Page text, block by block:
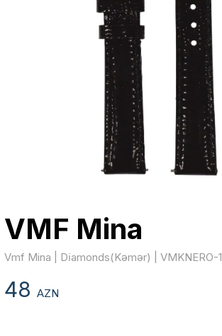
VMF Mina
Vmf Mina | Di̇amonds(Kəmər) | VMKNERO-1
48AZN